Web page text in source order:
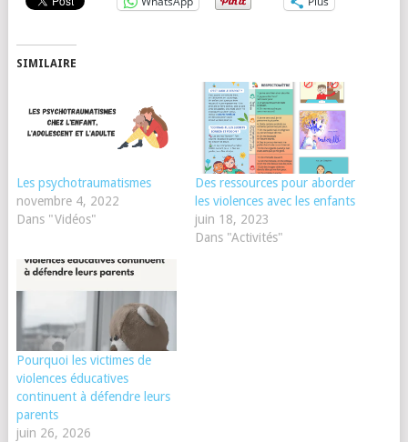
SIMILAIRE
Les psychotraumatismes
novembre 4, 2022
Dans "Vidéos"
Des ressources pour aborder
les violences avec les enfants
juin 18, 2023
Dans "Activités"
Pourquoi les victimes de
violences éducatives
continuent à défendre leurs
parents
juin 26, 2026